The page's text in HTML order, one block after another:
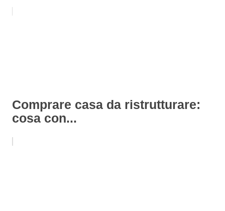
Comprare casa da ristrutturare:
cosa con...